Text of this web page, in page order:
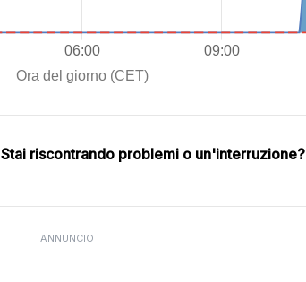
Stai riscontrando problemi o un'interruzione?
ANNUNCIO